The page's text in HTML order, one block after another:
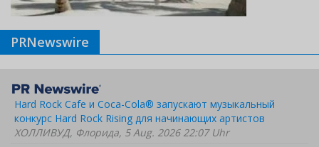
PRNewswire
Hard Rock Cafe и Coca-Cola® запускают музыкальный
конкурс Hard Rock Rising для начинающих артистов
ХОЛЛИВУД, Флорида, 5 Aug. 2026 22:07 Uhr